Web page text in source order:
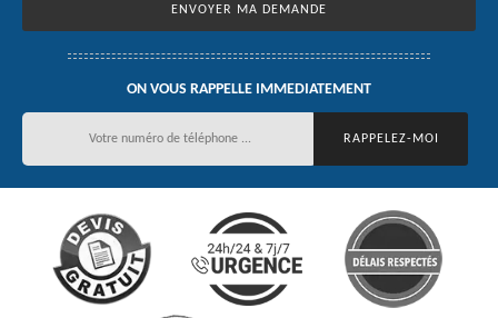
ON VOUS RAPPELLE IMMEDIATEMENT